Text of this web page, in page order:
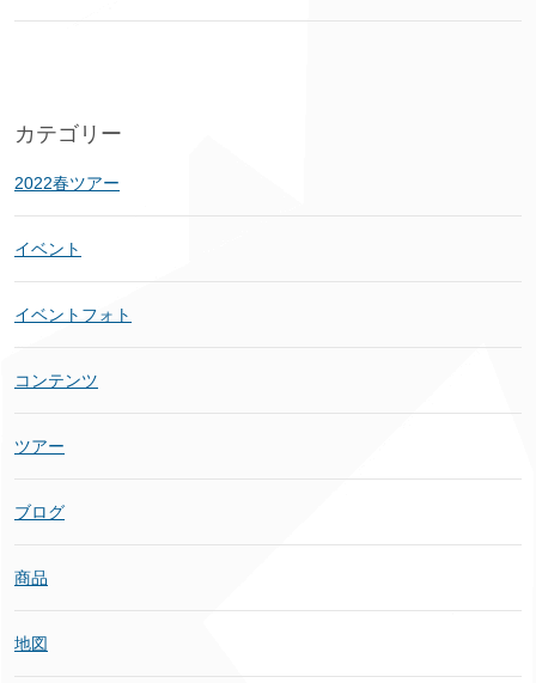
カテゴリー
2022春ツアー
イベント
イベントフォト
コンテンツ
ツアー
ブログ
商品
地図